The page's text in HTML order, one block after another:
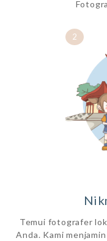
2
Temui fotografer
Anda. Kami